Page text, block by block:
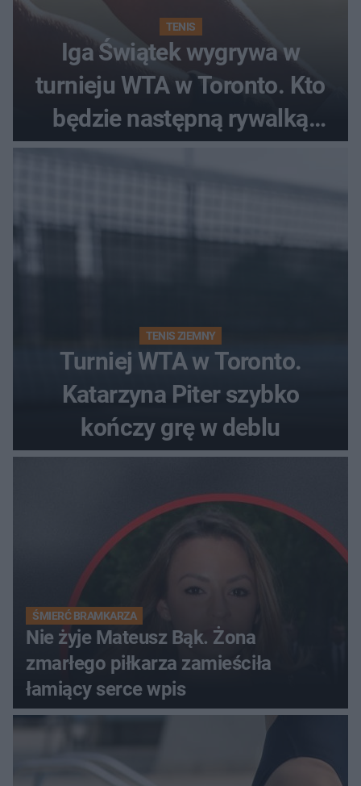
TENIS
Iga Świątek wygrywa w
turnieju WTA w Toronto. Kto
będzie następną rywalką
TENIS ZIEMNY
Turniej WTA w Toronto.
Katarzyna Piter szybko
kończy grę w deblu
ŚMIERĆ BRAMKARZA
Nie żyje Mateusz Bąk. Żona
zmarłego piłkarza zamieściła
łamiący serce wpis